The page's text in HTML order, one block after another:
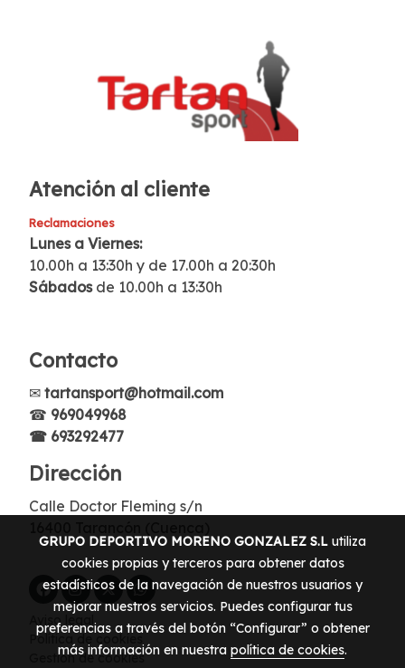
Atención al cliente
Reclamaciones
Lunes a Viernes:
10.00h a 13:30h y de 17.00h a 20:30h
Sábados de 10.00h a 13:30h
Contacto
✉ tartansport@hotmail.com
☎ 969049968
☎ 693292477
Dirección
Calle Doctor Fleming s/n
Aviso legal
Política de cookies
Gestión de cookies
GRUPO DEPORTIVO MORENO GONZALEZ S.L utiliza
cookies propias y terceros para obtener datos
estadísticos de la navegación de nuestros usuarios y
mejorar nuestros servicios. Puedes configurar tus
preferencias a través del botón “Configurar” o obtener
más información en nuestra política de cookies.